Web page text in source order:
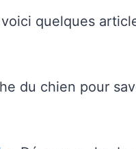
quelques
du chien pour